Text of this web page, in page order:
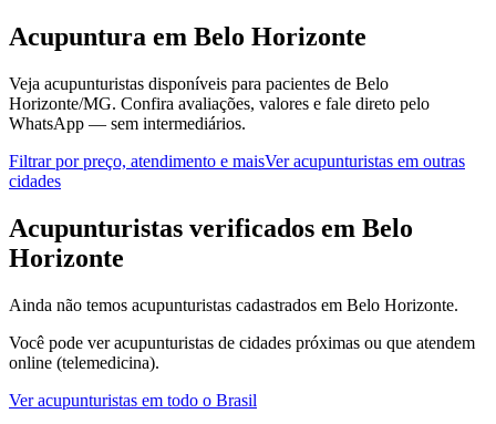
Acupuntura em Belo Horizonte
Veja acupunturistas disponíveis para pacientes de Belo
Horizonte/MG. Confira avaliações, valores e fale direto pelo
WhatsApp — sem intermediários.
Filtrar por preço, atendimento e maisVeracupunturistas em outras
cidades
Acupunturistas verificados em Belo
Horizonte
Ainda não temos acupunturistas cadastrados em Belo Horizonte.
Você pode veracupunturistas de cidades próximas ou que atendem
online (telemedicina).
Veracupunturistas em todo o Brasil